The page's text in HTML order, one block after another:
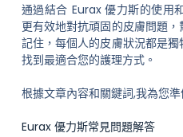
通過結合 Eurax 優力斯的使用
更有效地對抗頑固的皮膚問題
記住，每個人的皮膚狀況都是
找到最適合您的護理方式。
根據文章內容和關鍵詞,我為您
Eurax 優力斯常見問題解答